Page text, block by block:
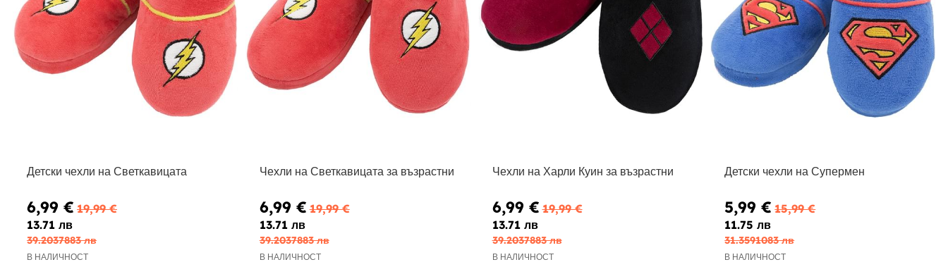
Детски чехли на Светкавицата
6,99 € 19,99 €
13.71 лв
39.2037883 лв
В НАЛИЧНОСТ
Чехли на Светкавицата за възрастни
6,99 € 19,99 €
13.71 лв
39.2037883 лв
В НАЛИЧНОСТ
Чехли на Харли Куин за възрастни
6,99 € 19,99 €
13.71 лв
39.2037883 лв
В НАЛИЧНОСТ
Детски чехли на Супермен
5,99 € 15,99 €
11.75 лв
31.3591083 лв
В НАЛИЧНОСТ